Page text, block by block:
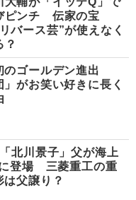
ピンチ 伝家の宝
バース芸”が使えなく
？
のゴールデン進出
」がお笑い好きに長く
北川景子」父が海上
登場 三菱重工の重
は父譲り？